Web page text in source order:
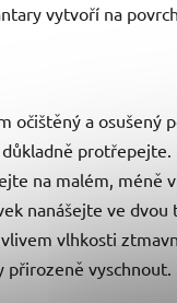
vytvoří na
očištěný a osušený
protřepejte.
na malém, méně
nanášejte ve dvou
vlhkosti
přirozeně vyschnout.